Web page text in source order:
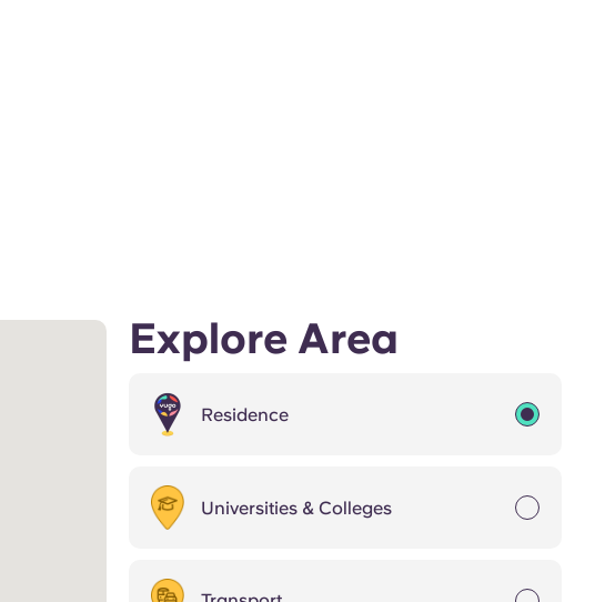
Explore Area
Residence
Universities & Colleges